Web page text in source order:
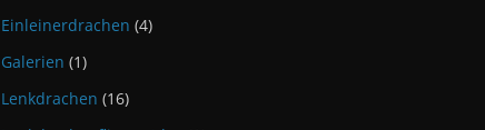
Einleinerdrachen (4)
Galerien (1)
Lenkdrachen (16)